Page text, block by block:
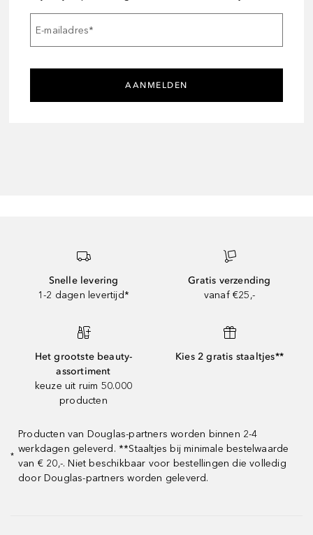
E-mailadres*
AANMELDEN
Snelle levering
1-2 dagen levertijd*
Gratis verzending
vanaf €25,-
Het grootste beauty-
assortiment
keuze uit ruim 50.000
producten
Kies 2 gratis staaltjes**
*
Producten van Douglas-partners worden binnen 2-4
werkdagen geleverd. **Staaltjes bij minimale bestelwaarde
van € 20,-. Niet beschikbaar voor bestellingen die volledig
door Douglas-partners worden geleverd.